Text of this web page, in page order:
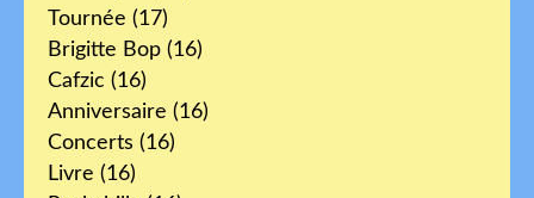
Tournée (17)
Brigitte Bop (16)
Cafzic (16)
Anniversaire (16)
Concerts (16)
Livre (16)